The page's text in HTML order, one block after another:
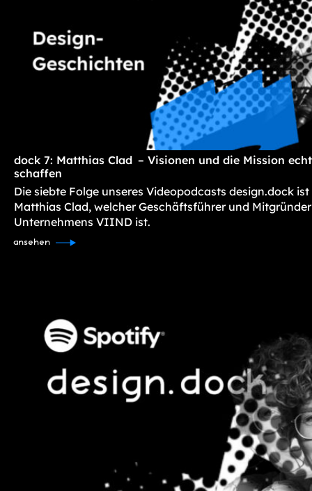
dock 7: Matthias Clad – Visionen und die Mission
schaffen
Die siebte Folge unseres Videopodcasts design.dock
Matthias Clad, welcher Geschäftsführer und
Unternehmens VIIND ist.
ansehen